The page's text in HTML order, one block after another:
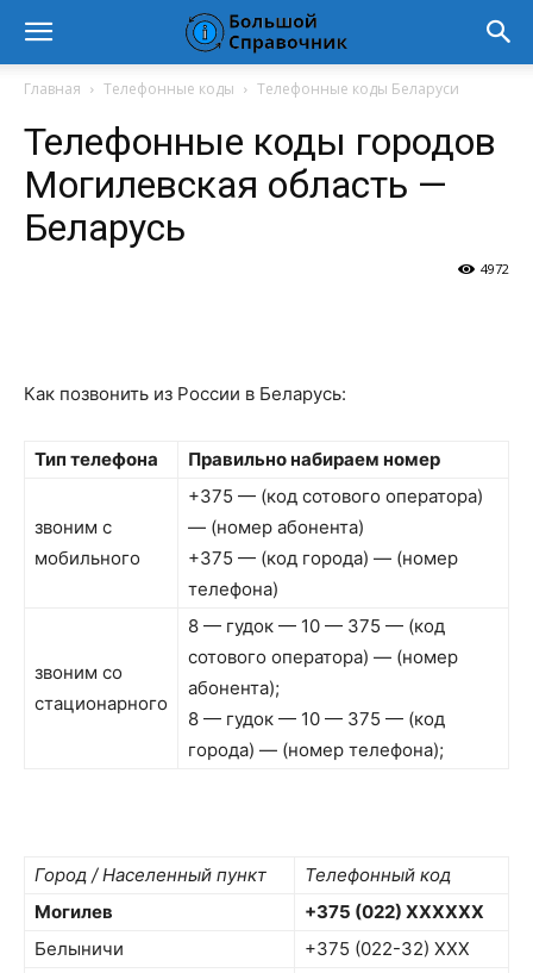
Главная Телефонные коды Телефонные коды Беларуси
Телефонные коды городов
Могилевская область —
Беларусь
4972
Как позвонить из России в Беларусь:
Тип телефона Правильно набираем номер
звоним с
мобильного
+375 — (код сотового оператора)
— (номер абонента)
+375 — (код города) — (номер
телефона)
звоним со
стационарного
8 — гудок — 10 — 375 — (код
сотового оператора) — (номер
абонента);
8 — гудок — 10 — 375 — (код
города) — (номер телефона);
Город / Населенный пункт
Телефонный код
Могилев
+375 (022) XXXXXX
Белыничи
+375 (022-32) XXX